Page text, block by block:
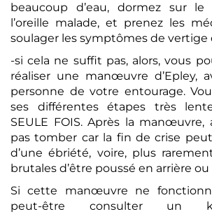
beaucoup d’eau, dormez sur
l’oreille malade, et prenez les
soulager les symptômes de vertige
-si cela ne suffit pas, alors, vous
réaliser une manœuvre d’Epley,
personne de votre entourage.
ses différentes étapes très
SEULE FOIS. Après la
pas tomber car la fin de crise peut
d’une ébriété, voire, plus
brutales d’être poussé en arrière
Si cette manœuvre ne
peut-être consulter un